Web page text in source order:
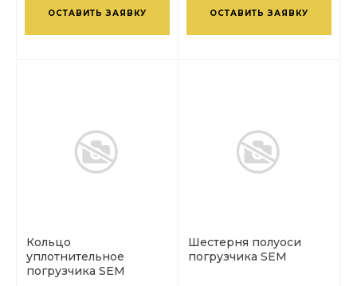
ОСТАВИТЬ ЗАЯВКУ ОСТАВИТЬ ЗАЯВКУ
Кольцо
уплотнительное
погрузчика SEM
Шестерня полуоси
погрузчика SEM